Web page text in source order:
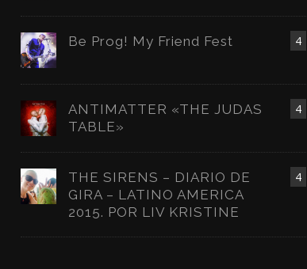
4
Be Prog! My Friend Fest
4
ANTIMATTER «THE JUDAS
TABLE»
4
THE SIRENS – DIARIO DE
GIRA – LATINO AMERICA
2015. POR LIV KRISTINE